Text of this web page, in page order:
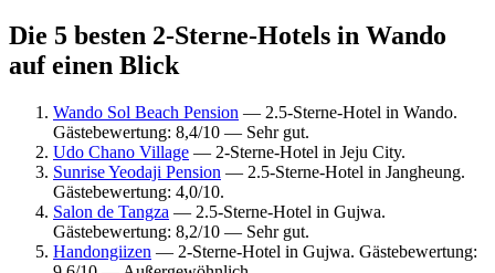
Die 5 besten 2-Sterne-Hotels in Wando
auf einen Blick
Wando Sol Beach Pension — 2.5-Sterne-Hotel in Wando.
Gästebewertung: 8,4/10 — Sehr gut.
Udo Chano Village — 2-Sterne-Hotel in Jeju City.
Sunrise Yeodaji Pension — 2.5-Sterne-Hotel in Jangheung.
Gästebewertung: 4,0/10.
Salon de Tangza — 2.5-Sterne-Hotel in Gujwa.
Gästebewertung: 8,2/10 — Sehr gut.
Handongiizen — 2-Sterne-Hotel in Gujwa. Gästebewertung: